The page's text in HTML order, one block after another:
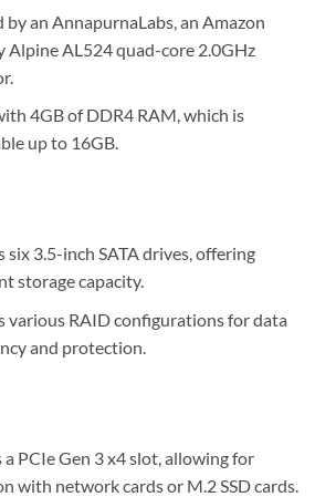
by an AnnapurnaLabs, an Amazon
Alpine AL524 quad-core 2.0GHz
4GB of DDR4 RAM, which is
up to 16GB.
six 3.5-inch SATA drives, offering
storage capacity.
various RAID configurations for data
and protection.
a PCIe Gen 3 x4 slot, allowing for
with network cards or M.2 SSD cards.